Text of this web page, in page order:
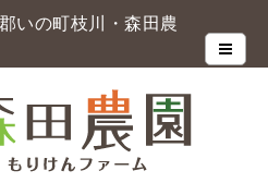
いの町枝川・森田農